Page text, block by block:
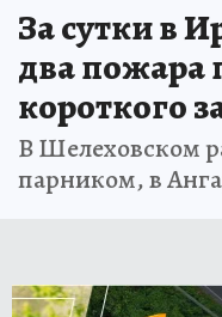
За сутки в
два пожара
короткого
В Шелеховском
парником, в